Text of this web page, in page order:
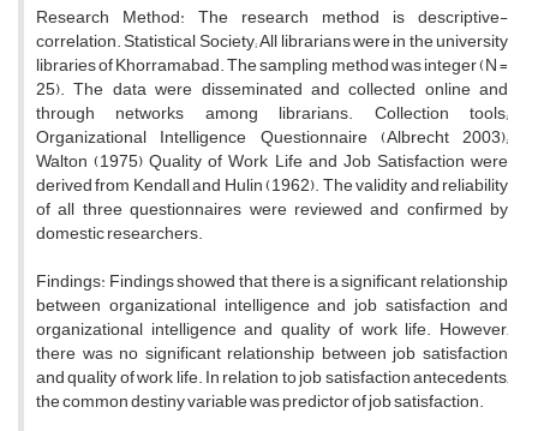
Research Method: The research method is descriptive-
correlation. Statistical Society; All librarians were in the university
libraries of Khorramabad. The sampling method was integer (N =
25). The data were disseminated and collected online and
through networks among librarians. Collection tools;
Organizational Intelligence Questionnaire (Albrecht 2003);
Walton (1975) Quality of Work Life and Job Satisfaction were
derived from Kendall and Hulin (1962). The validity and reliability
of all three questionnaires were reviewed and confirmed by
domestic researchers.
Findings: Findings showed that there is a significant relationship
between organizational intelligence and job satisfaction and
organizational intelligence and quality of work life. However,
there was no significant relationship between job satisfaction
and quality of work life. In relation to job satisfaction antecedents,
the common destiny variable was predictor of job satisfaction.